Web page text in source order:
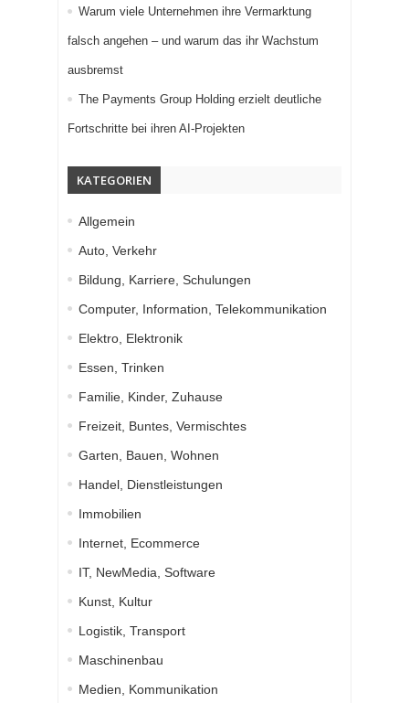
Warum viele Unternehmen ihre Vermarktung
falsch angehen – und warum das ihr Wachstum
ausbremst
The Payments Group Holding erzielt deutliche
Fortschritte bei ihren AI-Projekten
KATEGORIEN
Allgemein
Auto, Verkehr
Bildung, Karriere, Schulungen
Computer, Information, Telekommunikation
Elektro, Elektronik
Essen, Trinken
Familie, Kinder, Zuhause
Freizeit, Buntes, Vermischtes
Garten, Bauen, Wohnen
Handel, Dienstleistungen
Immobilien
Internet, Ecommerce
IT, NewMedia, Software
Kunst, Kultur
Logistik, Transport
Maschinenbau
Medien, Kommunikation